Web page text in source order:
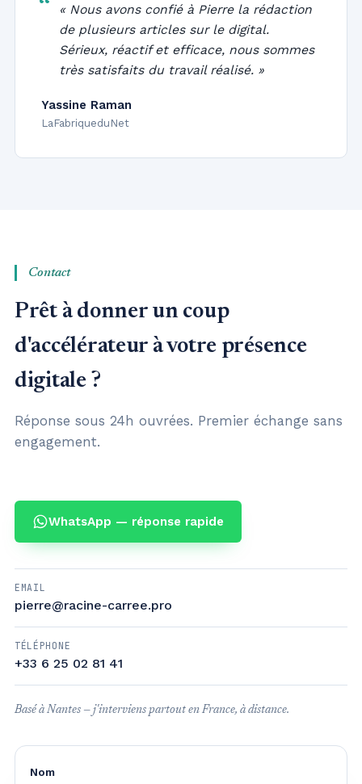
« Nous avons confié à Pierre la rédaction
de plusieurs articles sur le digital.
Sérieux, réactif et efficace, nous sommes
très satisfaits du travail réalisé. »
Yassine Raman
LaFabriqueduNet
Contact
Prêt à donner un coup
d'accélérateur à votre présence
digitale ?
Réponse sous 24h ouvrées. Premier échange sans
engagement.
WhatsApp — réponse rapide
EMAIL
pierre@racine-carree.pro
TÉLÉPHONE
+33 6 25 02 81 41
Basé à Nantes — j'interviens partout en France, à distance.
Nom